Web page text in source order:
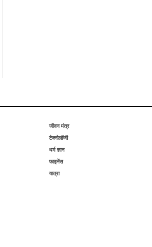
जीवन मंत्र
टेक्नोलॉजी
धर्म ज्ञान
फाइनेंस
यात्रा